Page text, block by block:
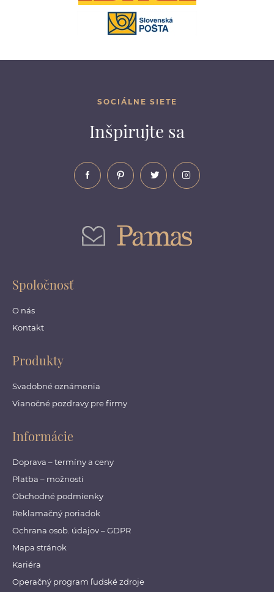
SOCIÁLNE SIETE
Inšpirujte sa
Spoločnosť
O nás
Kontakt
Produkty
Svadobné oznámenia
Vianočné pozdravy pre firmy
Informácie
Doprava – termíny a ceny
Platba – možnosti
Obchodné podmienky
Reklamačný poriadok
Ochrana osob. údajov – GDPR
Mapa stránok
Kariéra
Operačný program ľudské zdroje